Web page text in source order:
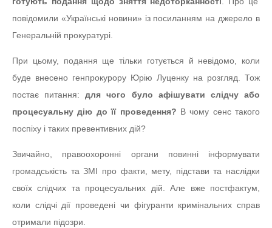
повідомили «Українські новини» із посиланням на джерело в
Генеральній прокуратурі.
При цьому, подання ще тільки готується й невідомо, коли
буде внесено генпрокурору Юрію Луценку на розгляд. Тож
постає питання:для чого було афішувати слідчу або
процесуальну дію до її проведення? В чому сенс такого
поспіху і таких превентивних дій?
Звичайно, правоохоронні органи повинні інформувати
громадськість та ЗМІ про факти, мету, підстави та наслідки
своїх слідчих та процесуальних дій. Але вже постфактум,
коли слідчі дії проведені чи фігуранти кримінальних справ
отримали підозри.